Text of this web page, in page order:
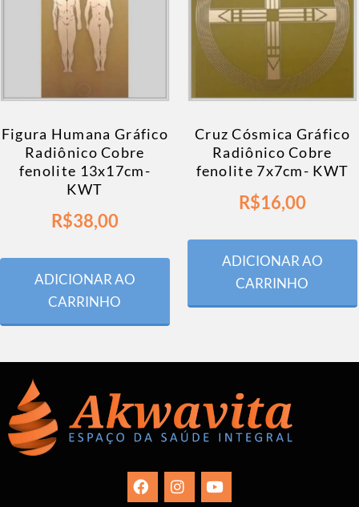
Figura Humana Gráfico
Radiônico Cobre
fenolite 13x17cm-
KWT
R$38,00
ADICIONAR AO
CARRINHO
Cruz Cósmica Gráfico
Radiônico Cobre
fenolite 7x7cm- KWT
R$16,00
ADICIONAR AO
CARRINHO